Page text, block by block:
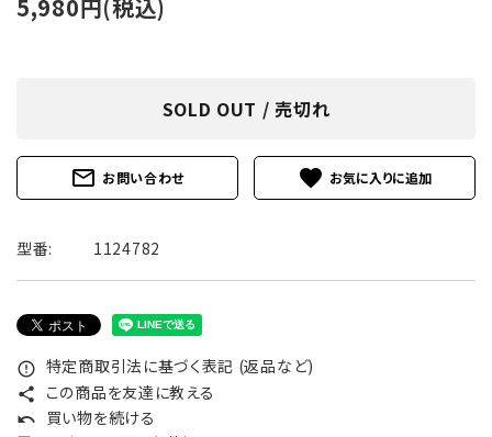
5,980円(税込)
SOLD OUT / 売切れ
mail_outline お問い合わせ favorite
型番: 1124782
error_outline 特定商取引法に基づく表記 (返品など)
share この商品を友達に教える
undo 買い物を続ける